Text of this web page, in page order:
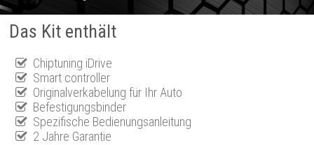
Das Kit enthält
Chiptuning iDrive
Smart controller
Originalverkabelung für Ihr Auto
Befestigungsbinder
Spezifische Bedienungsanleitung
2 Jahre Garantie